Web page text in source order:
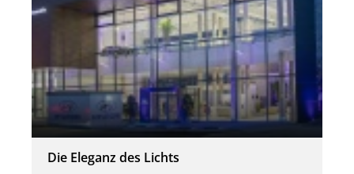
Die Eleganz des Lichts